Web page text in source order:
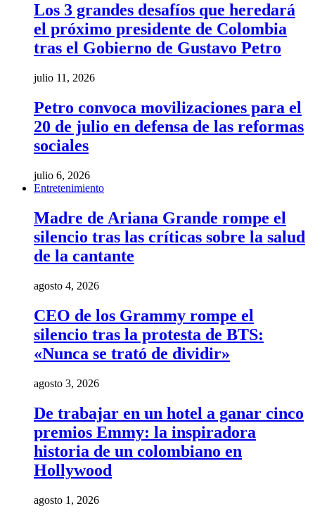
Los 3 grandes desafíos que heredará
el próximo presidente de Colombia
tras el Gobierno de Gustavo Petro
julio 11, 2026
Petro convoca movilizaciones para el
20 de julio en defensa de las reformas
sociales
julio 6, 2026
Entretenimiento
Madre de Ariana Grande rompe el
silencio tras las críticas sobre la salud
de la cantante
agosto 4, 2026
CEO de los Grammy rompe el
silencio tras la protesta de BTS:
«Nunca se trató de dividir»
agosto 3, 2026
De trabajar en un hotel a ganar cinco
premios Emmy: la inspiradora
historia de un colombiano en
Hollywood
agosto 1, 2026